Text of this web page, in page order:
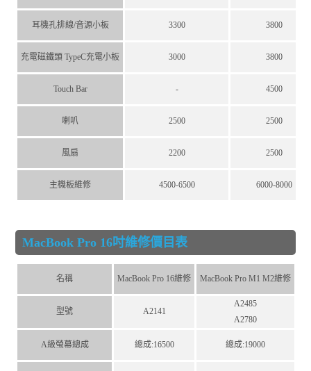
耳機孔排線/音源小板 3300 3800
充電磁鐵頭 TypeC充電小板 3000 3800
Touch Bar - 4500
喇叭 2500 2500
風扇 2200 2500
主機板維修 4500-6500 6000-8000
MacBook Pro 16吋維修價目表
名稱 MacBook Pro 16維修 MacBook Pro M1 M2維修
型號 A2141
A2485
A2780
A級螢幕總成 總成:16500 總成:19000